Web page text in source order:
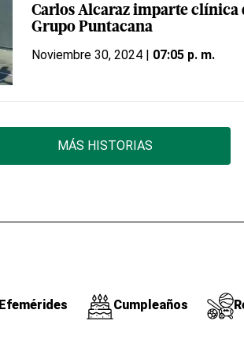
Carlos Alcaraz imparte clínica
Grupo Puntacana
Noviembre 30, 2024 | 07:05 p. m.
MÁS HISTORIAS
Efemérides Cumpleaños